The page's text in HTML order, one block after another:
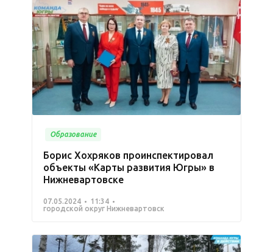
Образование
Борис Хохряков проинспектировал
объекты «Карты развития Югры» в
Нижневартовске
07.05.2024
11:34
городской округ Нижневартовск